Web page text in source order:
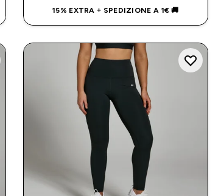
15% EXTRA + SPEDIZIONE A 1€ 🚚